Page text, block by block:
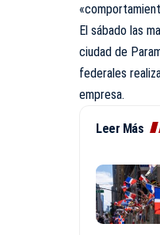
El sábado las
ciudad de
federales
empresa.
Leer Más